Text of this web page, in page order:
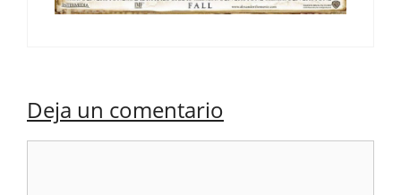
Deja un comentario